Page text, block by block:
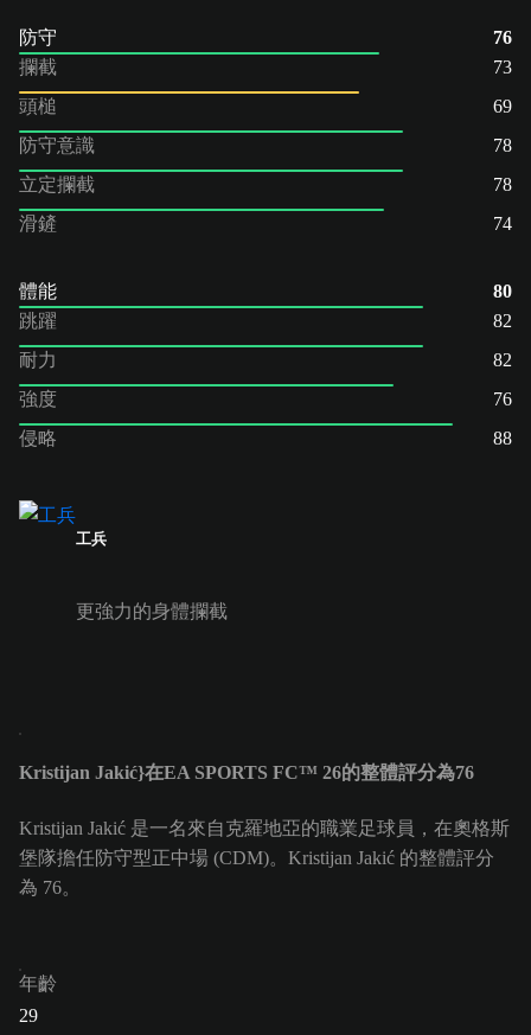
防守
76
攔截
73
頭槌
69
防守意識
78
立定攔截
78
滑鏟
74
體能
80
跳躍
82
耐力
82
強度
76
侵略
88
工兵
更強力的身體攔截
Kristijan Jakić}在EA SPORTS FC™ 26的整體評分為76
Kristijan Jakić 是一名來自克羅地亞的職業足球員，在奧格斯
堡隊擔任防守型正中場 (CDM)。Kristijan Jakić 的整體評分
為 76。
年齡
29